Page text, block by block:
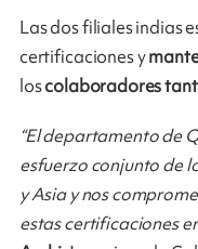
Las dos filiales indias
certificaciones y
loscolaboradores
“El departamento de
esfuerzo conjunto de
y Asia y nos
estas certificaciones